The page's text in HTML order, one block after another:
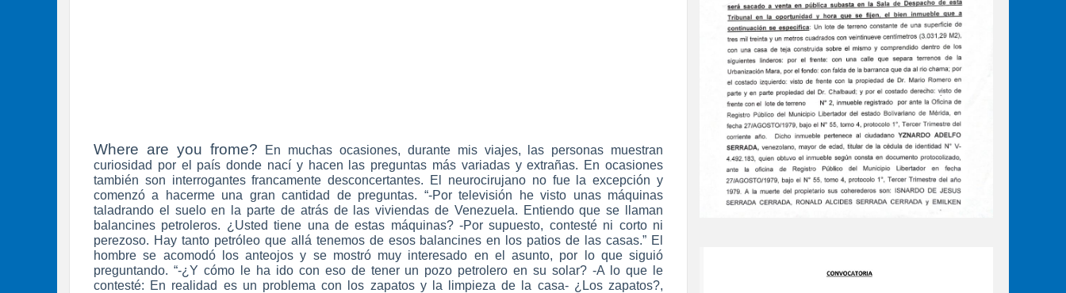
Where are you frome?
En muchas ocasiones, durante mis viajes, las personas muestran
curiosidad por el país donde nací y hacen las preguntas más variadas y extrañas. En ocasiones
también son interrogantes francamente desconcertantes. El neurocirujano no fue la excepción y
comenzó a hacerme una gran cantidad de preguntas. “-Por televisión he visto unas máquinas
taladrando el suelo en la parte de atrás de las viviendas de Venezuela. Entiendo que se llaman
balancines petroleros. ¿Usted tiene una de estas máquinas? -Por supuesto, contesté ni corto ni
perezoso. Hay tanto petróleo que allá tenemos de esos balancines en los patios de las casas.” El
hombre se acomodó los anteojos y se mostró muy interesado en el asunto, por lo que siguió
preguntando. “-¿Y cómo le ha ido con eso de tener un pozo petrolero en su solar? -A lo que le
contesté: En realidad es un problema con los zapatos y la limpieza de la casa- ¿Los zapatos?,